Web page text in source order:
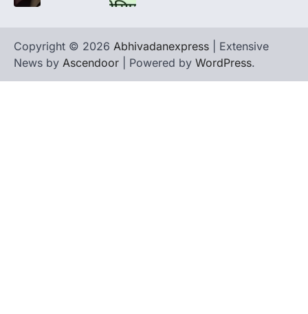
Copyright © 2026 Abhivadanexpress | Extensive
News by Ascendoor | Powered by WordPress.